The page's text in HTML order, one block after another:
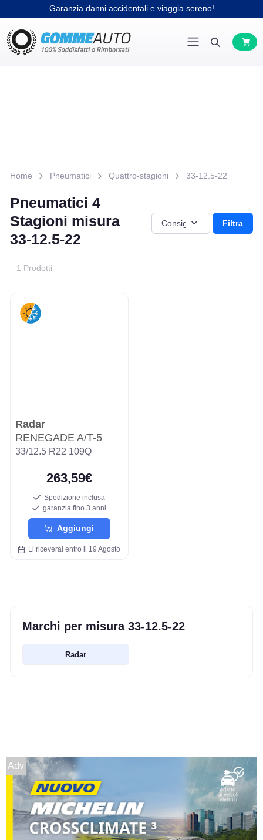
Garanzia danni accidentali e viaggia sereno!
Home Pneumatici Quattro-stagioni 33-12.5-22
Pneumatici 4
Stagioni misura
33-12.5-22
Filtra
1 Prodotti
Radar
RENEGADE A/T-5
33/12.5 R22 109Q
263,59€
Spedizione inclusa
garanzia fino 3 anni
Aggiungi
Li riceverai entro il 19 Agosto
Marchi per misura 33-12.5-22
Radar
Adv